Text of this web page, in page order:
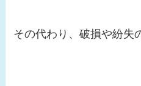
その代わり、破損や紛失